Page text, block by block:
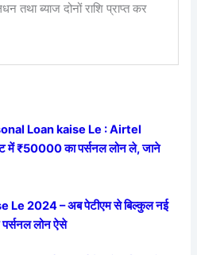
तथा ब्याज दोनों राशि प्राप्त कर
Loan kaise Le : Airtel
में ₹50000 का पर्सनल लोन ले, जाने
2024 – अब पेटीएम से बिल्कुल नई
लोन ऐसे